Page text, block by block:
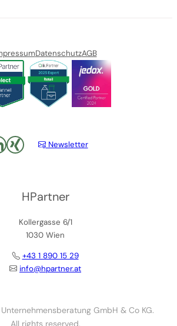
HPartner
Kollergasse 6/1
1030 Wien
+43 1 890 15 29
info@hpartner.at
GmbH & Co KG.
All rights reserved.
DatenschutzAGB
xing Newsletter